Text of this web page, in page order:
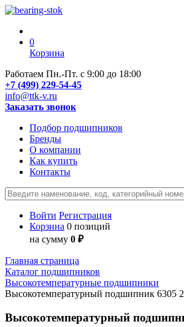
0
Корзина
Работаем Пн.-Пт. с 9:00 до 18:00
+7 (499) 229-54-45
info@ttk-v.ru
Заказать звонок
Подбор подшипников
Бренды
О компании
Как купить
Контакты
Войти Регистрация
Корзина 0 позиций
на сумму 0 ₽
Главная страница
Каталог подшипников
Высокотемпературные подшипники
Высокотемпературный подшипник 6305
Высокотемпературный